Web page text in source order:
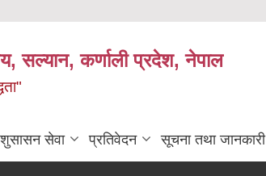
सल्यान, कर्णाली प्रदेश, नेपाल
शुसासन सेवा प्रतिवेदन सूचना तथा जानकारी